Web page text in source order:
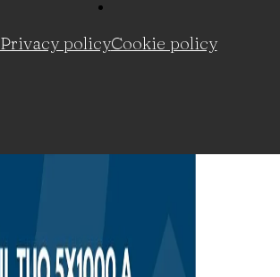
Privacy policyCookie policy